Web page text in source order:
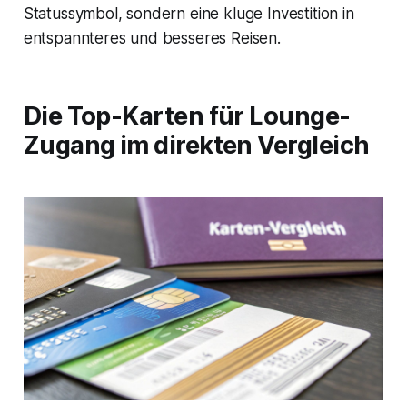
Statussymbol, sondern eine kluge Investition in
entspannteres und besseres Reisen.
Die Top-Karten für Lounge-
Zugang im direkten Vergleich